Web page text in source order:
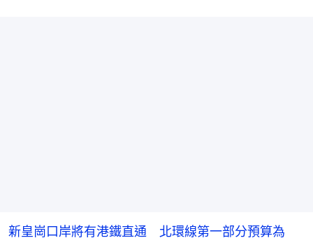
新皇崗口岸將有港鐵直通 北環線第一部分預算為